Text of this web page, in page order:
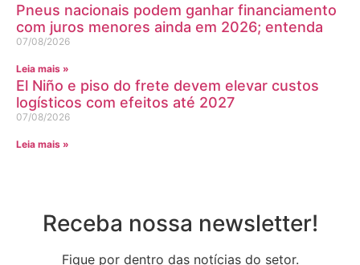
Pneus nacionais podem ganhar financiamento
com juros menores ainda em 2026; entenda
07/08/2026
Leia mais »
El Niño e piso do frete devem elevar custos
logísticos com efeitos até 2027
07/08/2026
Leia mais »
Receba nossa newsletter!
Fique por dentro das notícias do setor.